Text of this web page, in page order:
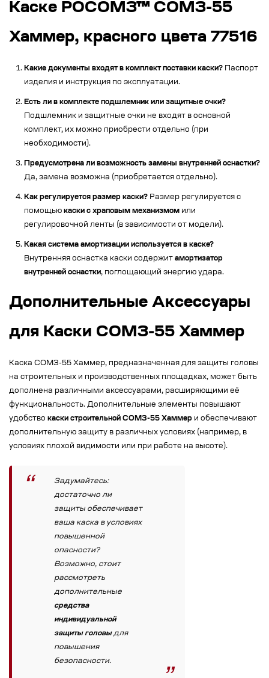
Каске РОСОМЗ™ СОМЗ-55
Хаммер, красного цвета 77516
Какие документы входят в комплект поставки каски? Паспорт
изделия и инструкция по эксплуатации.
Есть ли в комплекте подшлемник или защитные очки?
Подшлемник и защитные очки не входят в основной
комплект, их можно приобрести отдельно (при
необходимости).
Предусмотрена ли возможность замены внутренней оснастки?
Да, замена возможна (приобретается отдельно).
Как регулируется размер каски? Размер регулируется с
помощью каски с храповым механизмом или
регулировочной ленты (в зависимости от модели).
Какая система амортизации используется в каске?
Внутренняя оснастка каски содержит амортизатор
внутренней оснастки, поглощающий энергию удара.
Дополнительные Аксессуары
для Каски СОМЗ-55 Хаммер
Каска СОМЗ-55 Хаммер, предназначенная для защиты головы
на строительных и производственных площадках, может быть
дополнена различными аксессуарами, расширяющими её
функциональность. Дополнительные элементы повышают
удобство каски строительной СОМЗ-55 Хаммер и обеспечивают
дополнительную защиту в различных условиях (например, в
условиях плохой видимости или при работе на высоте).
Задумайтесь:
достаточно ли
защиты обеспечивает
ваша каска в условиях
повышенной
опасности?
Возможно, стоит
рассмотреть
дополнительные
средства
индивидуальной
защиты головыдля
повышения
безопасности.